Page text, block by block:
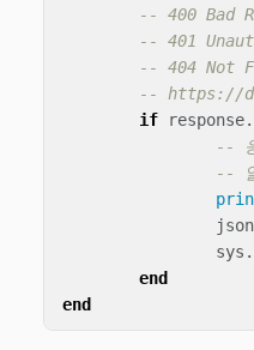
-- 400 Bad
-- 401
-- 404 Not
-- https://
if
response.
--
--
json
sys .
end
end